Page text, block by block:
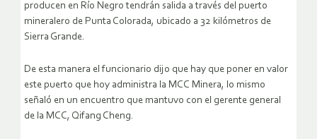
producen en Río Negro tendrán salida a través del puerto
mineralero de Punta Colorada, ubicado a 32 kilómetros de
Sierra Grande.
De esta manera el funcionario dijo que hay que poner en valor
este puerto que hoy administra la MCC Minera, lo mismo
señaló en un encuentro que mantuvo con el gerente general
de la MCC, Qifang Cheng.